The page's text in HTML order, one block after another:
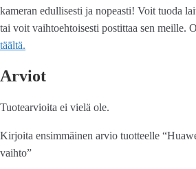
kameran edullisesti ja nopeasti! Voit tuoda
tai voit vaihtoehtoisesti postittaa sen meille.
täältä.
Arviot
Tuotearvioita ei vielä ole.
Kirjoita ensimmäinen arvio tuotteelle
vaihto”